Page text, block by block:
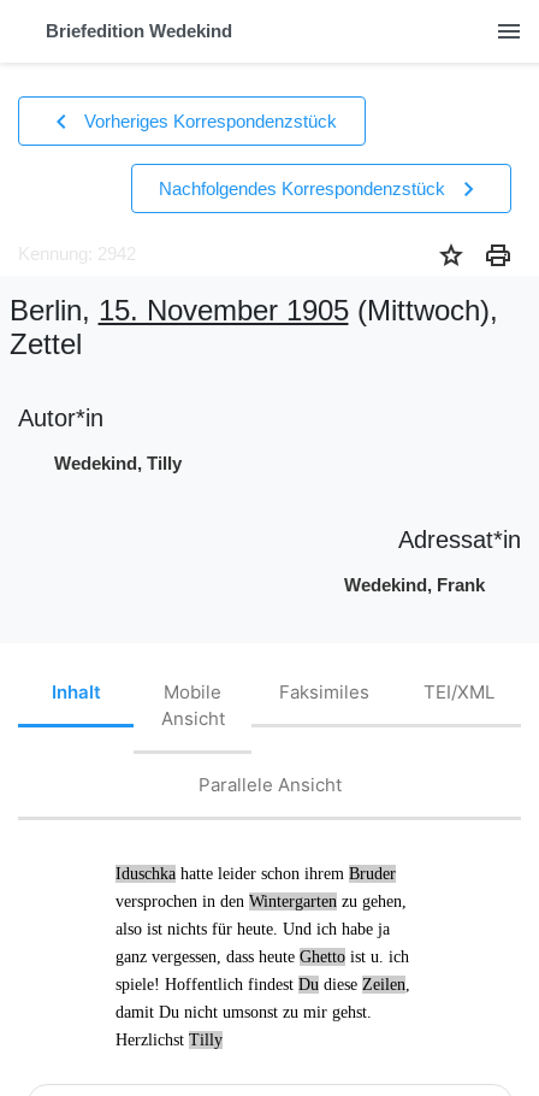
Briefedition Wedekind menu
chevron_left Vorheriges Korrespondenzstück
Nachfolgendes Korrespondenzstück chevron_right
Kennung: 2942 star print
Berlin, 15. November 1905(Mittwoch),
Zettel
Autor*in
Wedekind, Tilly
Adressat*in
Wedekind, Frank
Inhalt
Mobile
Ansicht
Faksimiles TEI/XML
Parallele Ansicht
Iduschka hatte leider schonihremBruder
versprochenin denWintergarten zu gehen,
also ist nichts für heute. Und ich habe ja
ganz vergessen, dassheuteGhetto ist u. ich
spiele! Hoffentlich findestDu diese Zeilen
damit Du nicht umsonst zu mir gehst.
HerzlichstTilly